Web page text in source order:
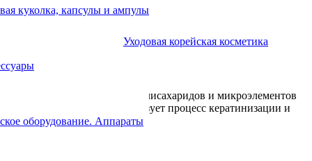
куколка, капсулы и ампулы
оборудование. Аппараты
Уходовая корейская косметика
комплекс витаминов, полисахаридов и микроэлементов
применение крема нормализует процесс кератинизации и